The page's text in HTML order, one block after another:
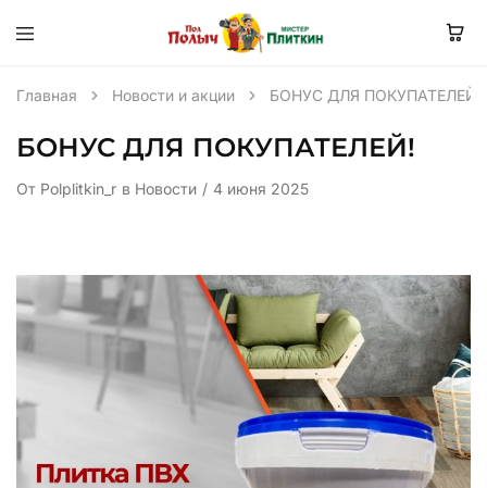
Главная Новости и акции БОНУС ДЛЯ ПОКУПАТЕЛЕЙ!
БОНУС ДЛЯ ПОКУПАТЕЛЕЙ!
От Polplitkin_r в Новости 4 июня 2025